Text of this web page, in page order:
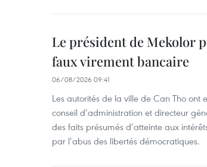
Le président de Mekolor
faux virement bancaire
06/08/2026 09:41
Les autorités de la ville de Can Tho
conseil d’administration et directeur
des faits présumés d’atteinte aux
par l’abus des libertés démocratiques.